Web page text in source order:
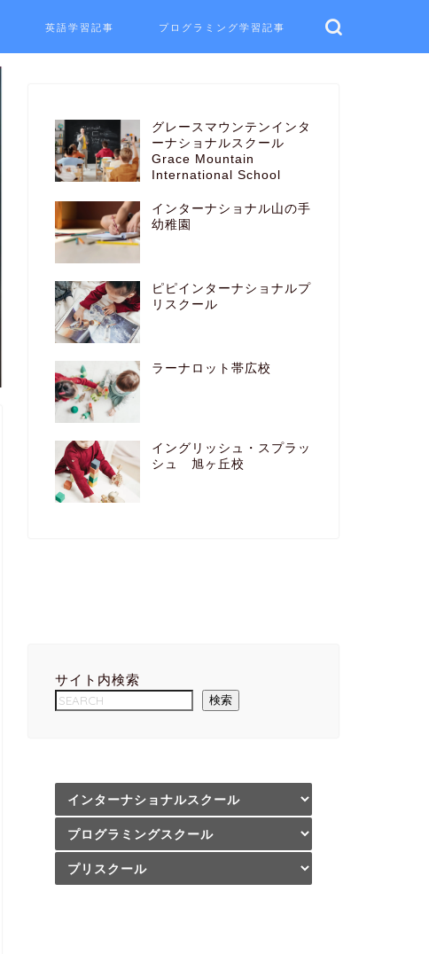
英語学習記事 プログラミング学習記事
グレースマウンテンインタ
ーナショナルスクール
Grace Mountain
International School
インターナショナル山の手
幼稚園
ピピインターナショナルプ
リスクール
ラーナロット帯広校
イングリッシュ・スプラッ
シュ 旭ヶ丘校
サイト内検索
検索